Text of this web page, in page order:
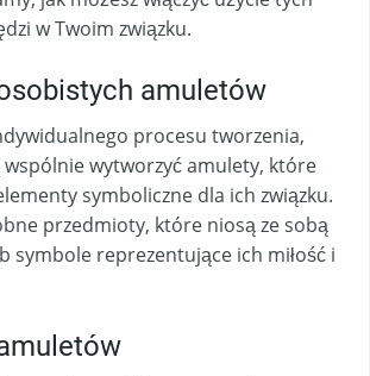
w Twoim związku.
amuletów
procesu tworzenia,
wytworzyć amulety, które
symboliczne dla ich związku.
przedmioty, które niosą ze sobą
symbole reprezentujące ich miłość i